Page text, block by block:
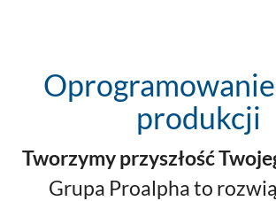
produkcji
Tworzymy przyszłość
Grupa Proalpha to